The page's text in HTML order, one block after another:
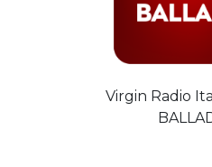
Virgin Radio